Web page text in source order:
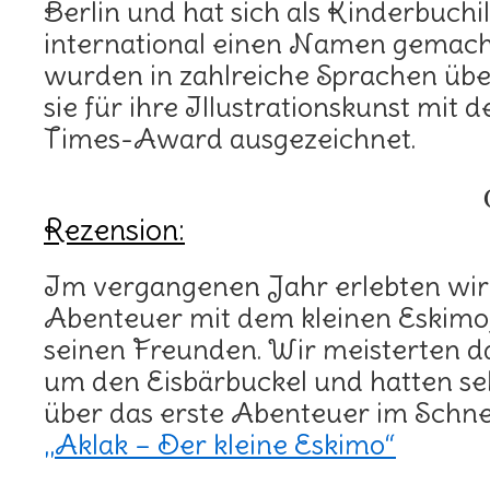
Berlin und hat sich als
international einen Namen
wurden in zahlreiche Sprachen
sie für ihre Illustrationskunst mit
Times-Award ausgezeichnet.
Rezension:
Im vergangenen Jahr erlebten
Abenteuer mit dem kleinen
seinen Freunden. Wir meisterten
um den Eisbärbuckel und hatten
über das erste Abenteuer im
„Aklak – Der kleine Eskimo“